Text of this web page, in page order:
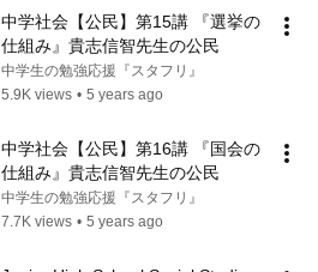
中学社会【公民】第15講 『選挙の
仕組み』貴志信智先生の公民
中学生の勉強応援『スタフリ』
5.9K views • 5 years ago
中学社会【公民】第16講 『国会の
仕組み』貴志信智先生の公民
中学生の勉強応援『スタフリ』
7.7K views • 5 years ago